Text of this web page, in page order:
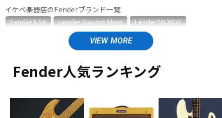
ドラム
キーボード 電子ピアノ
イケベ楽器店のFenderブランド一覧
Fender USA Fender Custom Shop
Fender MEXICO
Fender Made in Japan
Fender Standard Series
Fender Japan
Fender Acousticsのカテゴリ
アコースティック・エレアコギター
ウクレレ
ヴィンテージ ALL
Fender人気ランキング